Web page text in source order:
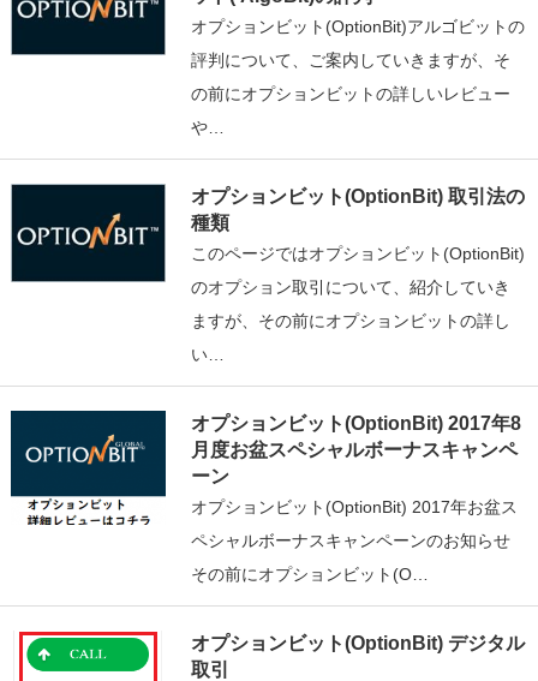
オプションビット(OptionBit)アルゴビットの
評判について、ご案内していきますが、そ
の前にオプションビットの詳しいレビュー
や…
オプションビット(OptionBit) 取引法の
種類
このページではオプションビット(OptionBit)
のオプション取引について、紹介していき
ますが、その前にオプションビットの詳し
い…
オプションビット(OptionBit) 2017年8
月度お盆スペシャルボーナスキャンペ
ーン
オプションビット(OptionBit) 2017年お盆ス
ペシャルボーナスキャンペーンのお知らせ
その前にオプションビット(O…
オプションビット(OptionBit) デジタル
取引